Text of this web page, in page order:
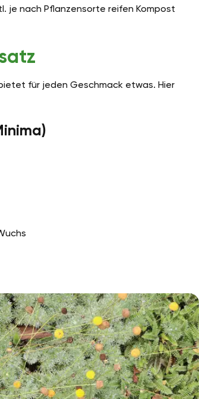
je nach Pflanzensorte reifen Kompost
für jeden Geschmack etwas. Hier